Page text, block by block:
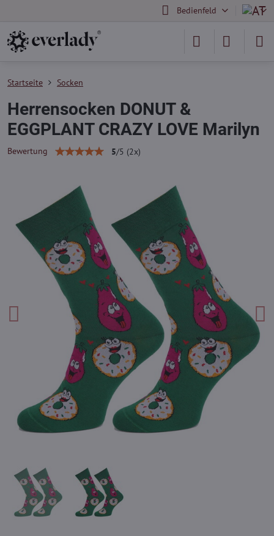
Bedienfeld
Startseite Socken
Herrensocken DONUT &
EGGPLANT CRAZY LOVE Marilyn
Bewertung 5/5 (2x)